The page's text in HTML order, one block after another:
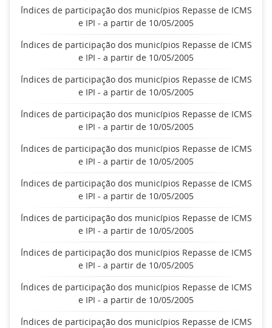
Índices de participação dos municípios Repasse de ICMS
e IPI - a partir de 10/05/2005
Índices de participação dos municípios Repasse de ICMS
e IPI - a partir de 10/05/2005
Índices de participação dos municípios Repasse de ICMS
e IPI - a partir de 10/05/2005
Índices de participação dos municípios Repasse de ICMS
e IPI - a partir de 10/05/2005
Índices de participação dos municípios Repasse de ICMS
e IPI - a partir de 10/05/2005
Índices de participação dos municípios Repasse de ICMS
e IPI - a partir de 10/05/2005
Índices de participação dos municípios Repasse de ICMS
e IPI - a partir de 10/05/2005
Índices de participação dos municípios Repasse de ICMS
e IPI - a partir de 10/05/2005
Índices de participação dos municípios Repasse de ICMS
e IPI - a partir de 10/05/2005
Índices de participação dos municípios Repasse de ICMS